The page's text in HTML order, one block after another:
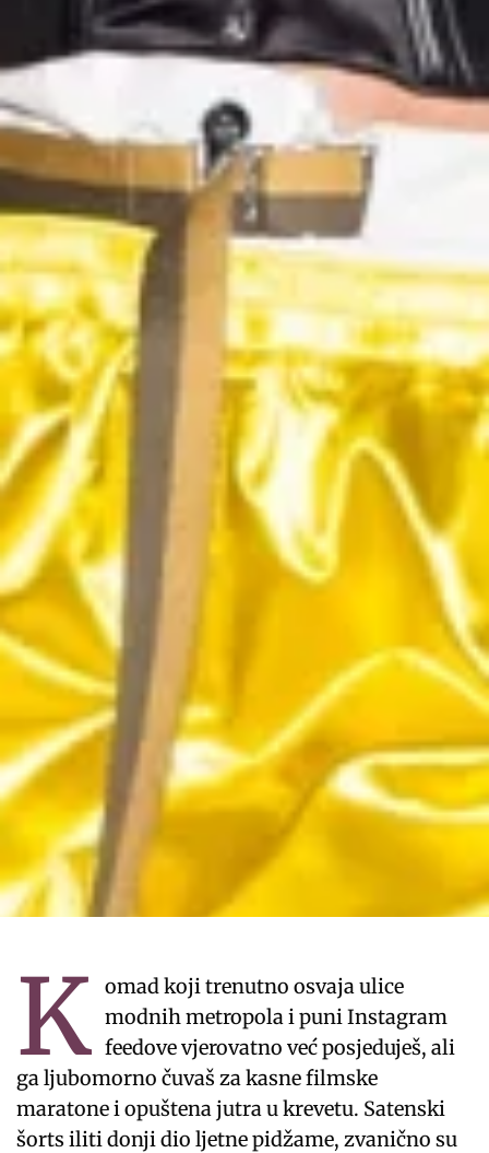
K omad koji trenutno osvaja ulice
modnih metropola i puni Instagram
feedove vjerovatno već posjeduješ, ali
ga ljubomorno čuvaš za kasne filmske
maratone i opuštena jutra u krevetu. Satenski
šorts iliti donji dio ljetne pidžame, zvanično su